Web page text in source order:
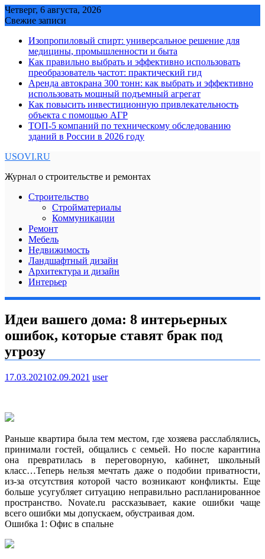
Skip
to
Четверг, 6 августа, 2026
Свежие записи
Изопропиловый спирт: универсальное решение для
медицины, промышленности и быта
Как правильно выбрать и эффективно использовать
преобразователь частот: практический гид
Аренда автокрана 300 тонн: как выбрать и эффективно
использовать мощный подъемный агрегат
Как повысить инвестиционную привлекательность
объекта с помощью АГР
ТОП-5 компаний по техническому обследованию
зданий в России в 2026 году
USOVI.RU
Журнал о строительстве и ремонтах
Строительство
Стройматериалы
Коммуникации
Ремонт
Мебель
Недвижимость
Ландшафтный дизайн
Архитектура и дизайн
Интерьер
Идеи вашего дома: 8 интерьерных
ошибок, которые ставят брак под
угрозу
17.03.202102.09.2021 user
Раньше квартира была тем местом, где хозяева расслаблялись,
принимали гостей, общались с семьей. Но после карантина
она превратилась в переговорную, кабинет, школьный
класс…Теперь нельзя мечтать даже о подобии приватности,
из-за отсутствия которой часто возникают конфликты. Еще
больше усугубляет ситуацию неправильно распланированное
пространство. Novate.ru рассказывает, какие ошибки чаще
всего ошибки мы допускаем, обустраивая дом.
Ошибка 1: Офис в спальне